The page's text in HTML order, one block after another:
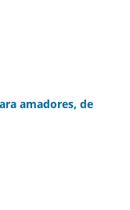
amadores, de